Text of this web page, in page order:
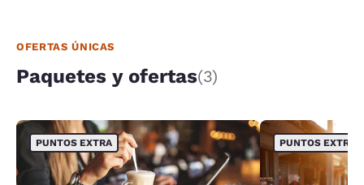
OFERTAS ÚNICAS
Paquetes y ofertas(3)
PUNTOS EXTRA PUNTOS EXTRA